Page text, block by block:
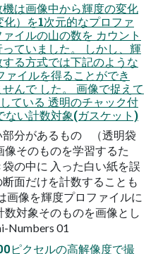
は画像中から輝度の変化
）を1次元的なプロファ
イルの山の数を カウント
ていました。 しかし、輝
る方式では下記のような
イルを得ることができ
んで した。 画像で捉えて
ている 透明のチャック付
ない計数対象(ガスケット)
部分があるもの （透明袋
像そのものを学習するた
の中に 入った白い紙を誤
面だけを計数することも
画像を輝度プロファイルに
対象そのものを画像とし
Numbers 01
ピクセルの高解像度で撮